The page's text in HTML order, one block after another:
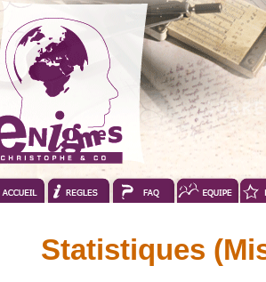
Statistiques